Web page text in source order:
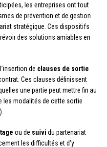
les entreprises ont tout
de prévention et de gestion
stratégique. Ces dispositifs
des solutions amiables en
de clauses de sortie
Ces clauses définissent
une partie peut mettre fin au
les modalités de cette sortie
ou de suivi du partenariat
les difficultés et d’y